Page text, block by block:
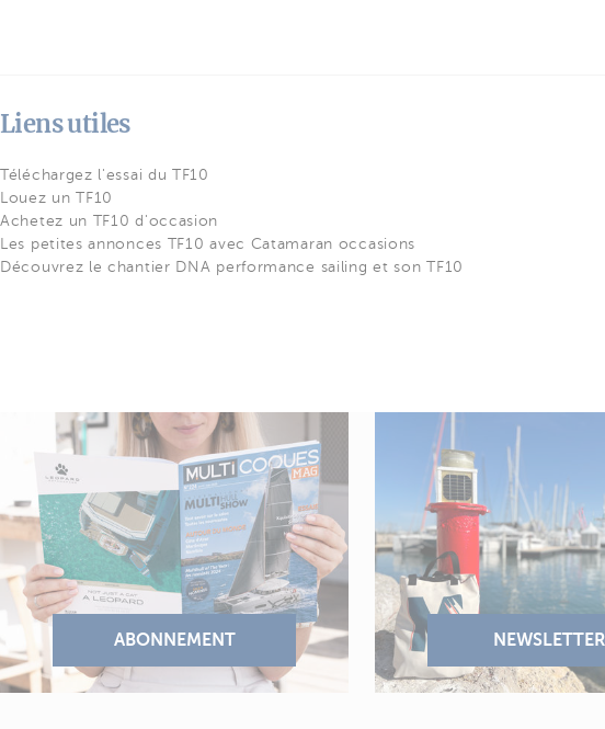
Liens utiles
Téléchargez l'essai du TF10
Louez un TF10
Achetez un TF10 d'occasion
Les petites annonces TF10 avec Catamaran occasions
Découvrez le chantier DNA performance sailing et son TF10